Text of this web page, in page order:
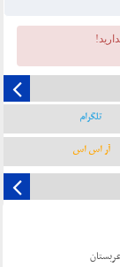
تلگرام
آر اس اس